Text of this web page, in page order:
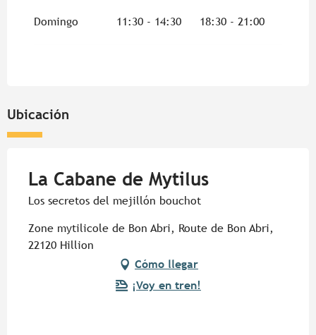
Domingo 11:30 - 14:30 18:30 - 21:00
Ubicación
La Cabane de Mytilus
Los secretos del mejillón bouchot
Zone mytilicole de Bon Abri, Route de Bon Abri,
22120 Hillion
Cómo llegar
¡Voy en tren!